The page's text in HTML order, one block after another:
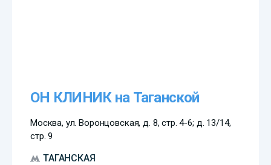
ОН КЛИНИК на Таганской
Москва, ул. Воронцовская, д. 8, стр. 4-6; д. 13/14,
стр. 9
ТАГАНСКАЯ